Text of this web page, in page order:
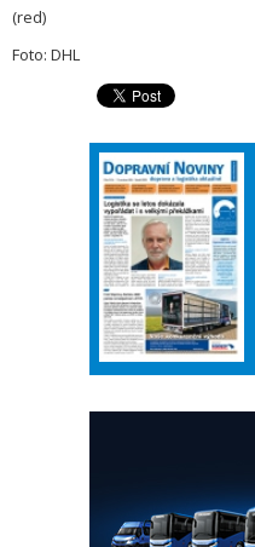
(red)
Foto: DHL